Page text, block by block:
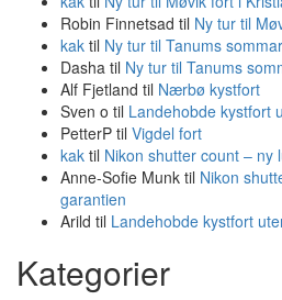
Robin Finnetsad til Ny tur til
kak til Ny tur til Tanums
Dasha til Ny tur til Tanums
Alf Fjetland til Nærbø kystfort
Sven o til Landehobde kystfort
PetterP til Vigdel fort
kak til Nikon shutter count – ny
Anne-Sofie Munk til Nikon
garantien
Arild til Landehobde kystfort
Kategorier